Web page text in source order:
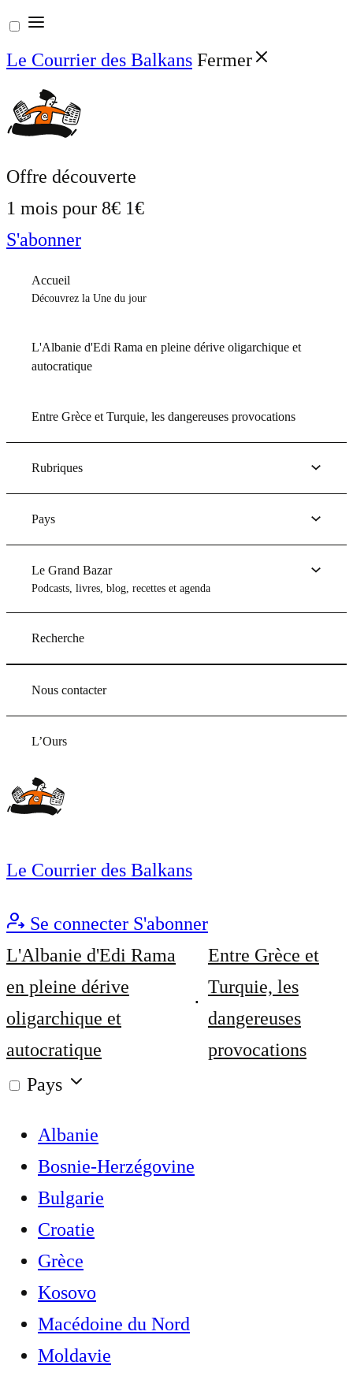
Aller
au
contenu
Le Courrier des Balkans Fermer
Offre découverte
1 mois pour 8€ 1€
S'abonner
Accueil
Découvrez la Une du jour
L'Albanie d'Edi Rama en pleine dérive oligarchique et
autocratique
Entre Grèce et Turquie, les dangereuses provocations
Rubriques
Pays
Le Grand Bazar
Podcasts, livres, blog, recettes et agenda
Recherche
Nous contacter
L’Ours
Le Courrier des Balkans
Se connecter S'abonner
L'Albanie d'Edi Rama
en pleine dérive
oligarchique et
autocratique
Entre Grèce et
Turquie, les
dangereuses
provocations
Pays
Albanie
Bosnie-Herzégovine
Bulgarie
Croatie
Grèce
Kosovo
Macédoine du Nord
Moldavie